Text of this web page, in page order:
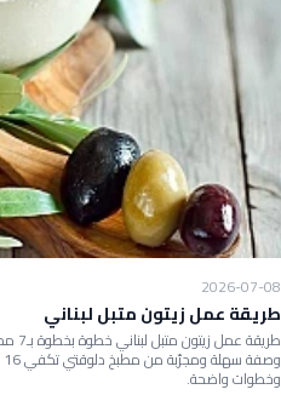
2026-07-08
طريقة عمل زيتون متبل لبناني
وخطوات واضحة.